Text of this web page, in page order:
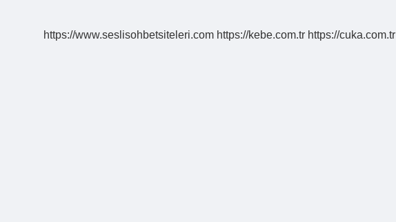
https://www.seslisohbetsiteleri.com https://kebe.com.tr https://cuka.com.tr